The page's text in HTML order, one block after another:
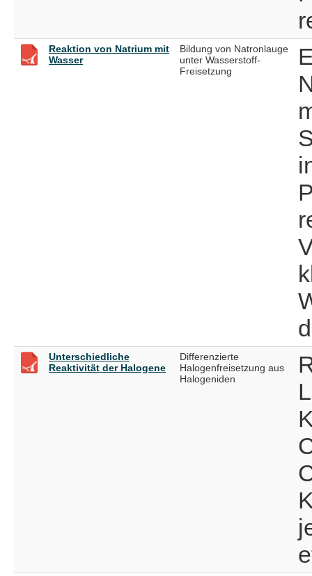
Reaktion von Natrium mit
Wasser
Bildung von Natronlauge
unter Wasserstoff-
Freisetzung
Unterschiedliche
Reaktivität der Halogene
Differenzierte
Halogenfreisetzung aus
Halogeniden